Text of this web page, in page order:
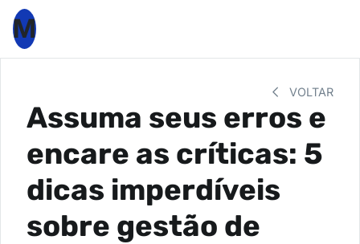
M
VOLTAR
Assuma seus erros e
encare as críticas: 5
dicas imperdíveis
sobre gestão de